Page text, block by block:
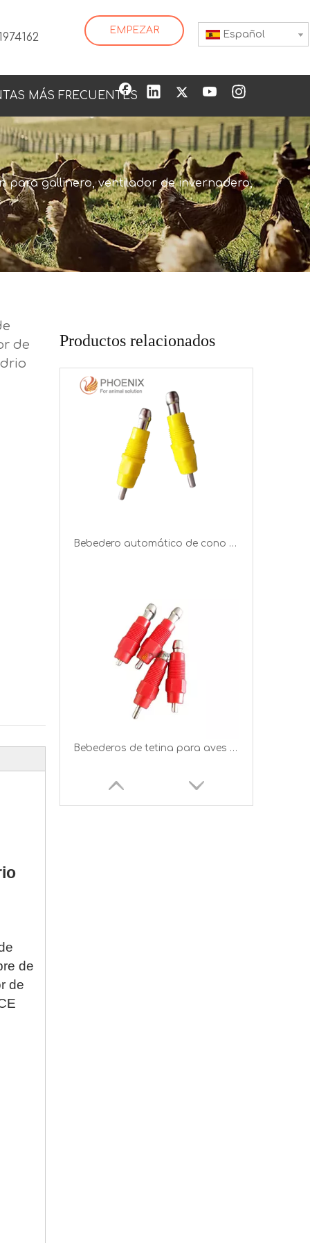
EMPEZAR Español
MÁS FRECUENTES
para gallinero, ventilador de invernadero,
de
de
de
Productos relacionados
Alimentador de agua automático para patos, aves de corral, bebederos para pollos de engorde con tubería, bebedero con tetina de doble taza, ph-50
Bebederos de tetina para aves de corral de Color rojo, línea de bebida, construcción de granja avícola, sistema automático de bebedero de tetina para aves de corral, PH-08
Bebederos de tetina para pollos bebedero automático para pollitos PH-42